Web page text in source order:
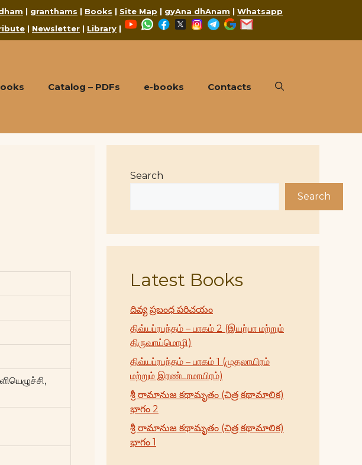
| granthams | Books | Site Map | gyAna dhAnam | Whatsapp
| Newsletter | Library |
YouTubeWhatsApp
Facebook
X Instagram
Telegram
Google
Catalog – PDFs e-books Contacts
Search
Search
Latest Books
దివ్య ప్రబంధ పరిచయం
திவ்யப்ரபந்தம் – பாகம் 2 (இயற்பா மற்றும்
திருவாய்மொழி)
திவ்யப்ரபந்தம் – பாகம் 1 (முதலாயிரம்
மற்றும் இரண்டாமாயிரம்)
శ్రీ రామానుజ కథామృతం (చిత్ర కథామాలిక)
భాగం 2
శ్రీ రామానుజ కథామృతం (చిత్ర కథామాలిక)
భాగం 1